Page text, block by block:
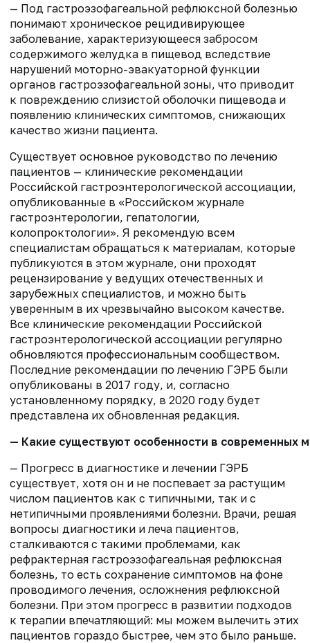
— Под гастроэзофагеальной рефлюксной болезнью
понимают хроническое рецидивирующее
заболевание, характеризующееся забросом
содержимого желудка в пищевод вследствие
нарушений моторно-эвакуаторной функции
органов гастроэзофагеальной зоны, что приводит
к повреждению слизистой оболочки пищевода и
появлению клинических симптомов, снижающих
качество жизни пациента.
Существует основное руководство по лечению
пациентов — клинические рекомендации
Российской гастроэнтерологической ассоциации,
опубликованные в «Российском журнале
гастроэнтерологии, гепатологии,
колопроктологии». Я рекомендую всем
специалистам обращаться к материалам, которые
публикуются в этом журнале, они проходят
рецензирование у ведущих отечественных и
зарубежных специалистов, и можно быть
уверенным в их чрезвычайно высоком качестве.
Все клинические рекомендации Российской
гастроэнтерологической ассоциации регулярно
обновляются профессиональным сообществом.
Последние рекомендации по лечению ГЭРБ были
опубликованы в 2017 году, и, согласно
установленному порядку, в 2020 году будет
представлена их обновленная редакция.
— Какие существуют особенности в современных
— Прогресс в диагностике и лечении ГЭРБ
существует, хотя он и не поспевает за растущим
числом пациентов как с типичными, так и с
нетипичными проявлениями болезни. Врачи, решая
вопросы диагностики и леча пациентов,
сталкиваются с такими проблемами, как
рефрактерная гастроэзофагеальная рефлюксная
болезнь, то есть сохранение симптомов на фоне
проводимого лечения, осложнения рефлюксной
болезни. При этом прогресс в развитии подходов
к терапии впечатляющий: мы можем вылечить этих
пациентов гораздо быстрее, чем это было раньше.